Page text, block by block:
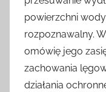
powierzchni
rozpoznawalny.
omówię jego
zachowania
działania